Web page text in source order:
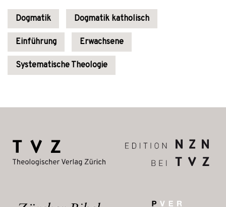
Dogmatik Dogmatik katholisch
Einführung Erwachsene
Systematische Theologie